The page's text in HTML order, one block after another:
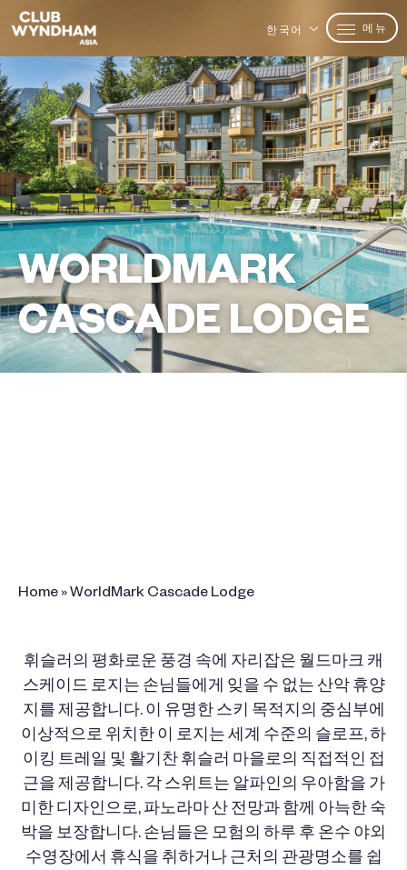
한국어 메뉴
WORLDMARK
CASCADE LODGE
Home »WorldMark Cascade Lodge
휘슬러의 평화로운 풍경 속에 자리잡은 월드마크 캐
스케이드 로지는 손님들에게 잊을 수 없는 산악 휴양
지를 제공합니다. 이 유명한 스키 목적지의 중심부에
이상적으로 위치한 이 로지는 세계 수준의 슬로프, 하
이킹 트레일 및 활기찬 휘슬러 마을로의 직접적인 접
근을 제공합니다. 각 스위트는 알파인의 우아함을 가
미한 디자인으로, 파노라마 산 전망과 함께 아늑한 숙
박을 보장합니다. 손님들은 모험의 하루 후 온수 야외
수영장에서 휴식을 취하거나 근처의 관광명소를 쉽